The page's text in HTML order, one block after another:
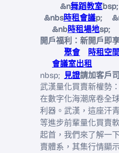
&n舞蹈教室
&nbs時租會議p;
&nb時租場地sp;
開戶福利：新開戶即
聚會
時租空間
會議室出租
支撐
nbsp; 見證請加客戶
武漢量化買賣新權勢
在數字化海潮席卷全
利器。武漢，這座汗
等進步前輩量化買賣
起首，我們來了解一
賣體系，其集行情顯